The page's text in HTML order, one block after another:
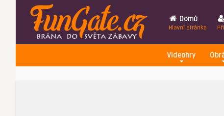
Domů
Hlavní stránka
Videohry